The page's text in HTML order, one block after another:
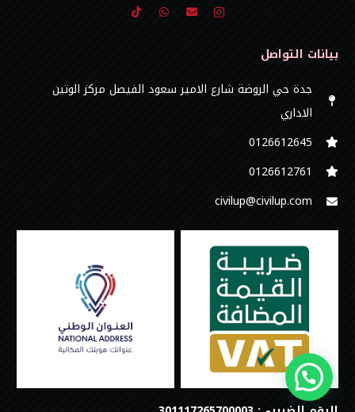
بيانات التواصل
جدة حي الروضة شارع الامير سعود الفيصل مركز الوتين
الاداري
0126612645‬
‭0126612761
civilup@civilup.com